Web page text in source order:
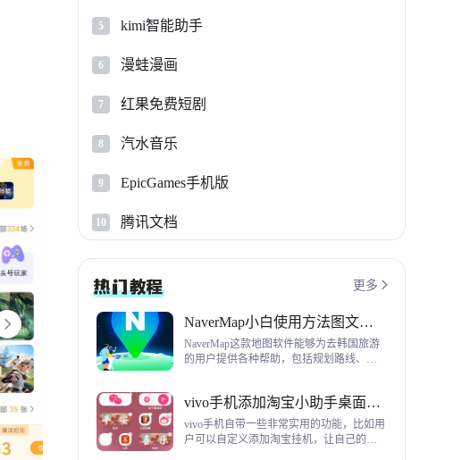
5 kimi智能助手
6 漫蛙漫画
7 红果免费短剧
8 汽水音乐
9 EpicGames手机版
10 腾讯文档
更多 
NaverMap小白使用方法图文教程
NaverMap这款地图软件能够为去韩国旅游
的用户提供各种帮助，包括规划路线、导
教程，希望对各位有帮助。
vivo手机添加淘宝小助手桌面挂件方法
vivo手机自带一些非常实用的功能，比如用
户可以自定义添加淘宝挂机，让自己的购